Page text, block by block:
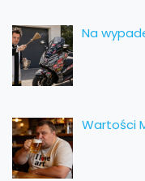
Na
Wartości